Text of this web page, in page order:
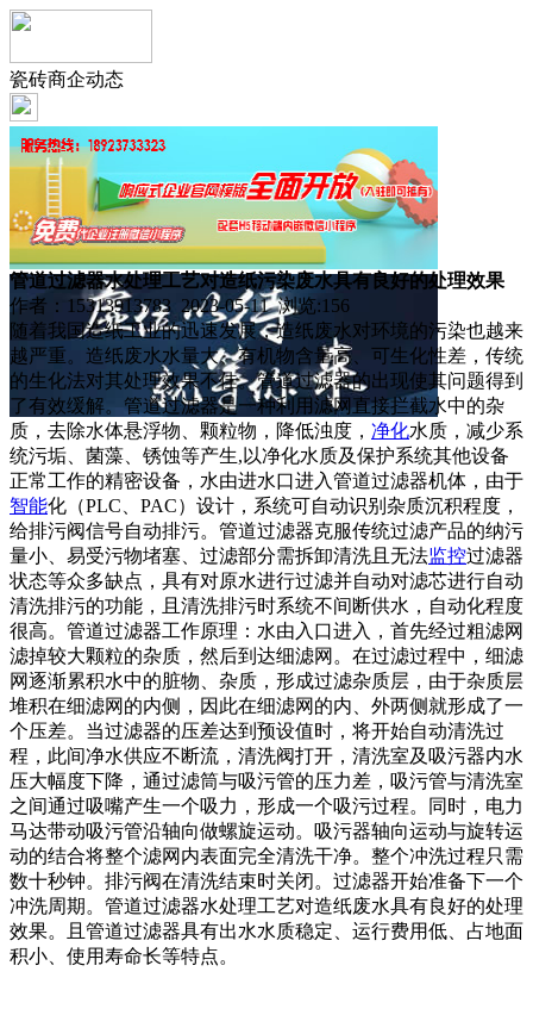
瓷砖商企动态
管道过滤器水处理工艺对造纸污染废水具有良好的处理效果
作者：15313913783 2023-05-11 浏览:156
随着我国造纸工业的迅速发展，造纸废水对环境的污染也越来
越严重。造纸废水水量大、有机物含量高、可生化性差，传统
的生化法对其处理效果不佳。管道过滤器的出现使其问题得到
了有效缓解。管道过滤器是一种利用滤网直接拦截水中的杂
质，去除水体悬浮物、颗粒物，降低浊度， 净化水质，减少系
统污垢、菌藻、锈蚀等产生,以净化水质及保护系统其他设备
正常工作的精密设备，水由进水口进入管道过滤器机体，由于
智能化（PLC、PAC）设计，系统可自动识别杂质沉积程度，
给排污阀信号自动排污。管道过滤器克服传统过滤产品的纳污
量小、易受污物堵塞、过滤部分需拆卸清洗且无法监控过滤器
状态等众多缺点，具有对原水进行过滤并自动对滤芯进行自动
清洗排污的功能，且清洗排污时系统不间断供水，自动化程度
很高。管道过滤器工作原理：水由入口进入，首先经过粗滤网
滤掉较大颗粒的杂质，然后到达细滤网。在过滤过程中，细滤
网逐渐累积水中的脏物、杂质，形成过滤杂质层，由于杂质层
堆积在细滤网的内侧，因此在细滤网的内、外两侧就形成了一
个压差。当过滤器的压差达到预设值时，将开始自动清洗过
程，此间净水供应不断流，清洗阀打开，清洗室及吸污器内水
压大幅度下降，通过滤筒与吸污管的压力差，吸污管与清洗室
之间通过吸嘴产生一个吸力，形成一个吸污过程。同时，电力
马达带动吸污管沿轴向做螺旋运动。吸污器轴向运动与旋转运
动的结合将整个滤网内表面完全清洗干净。整个冲洗过程只需
数十秒钟。排污阀在清洗结束时关闭。过滤器开始准备下一个
冲洗周期。管道过滤器水处理工艺对造纸废水具有良好的处理
效果。且管道过滤器具有出水水质稳定、运行费用低、占地面
积小、使用寿命长等特点。